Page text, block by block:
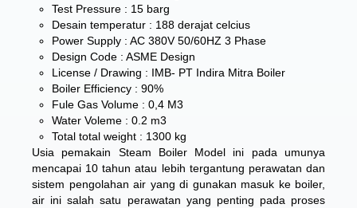
Test Pressure : 15 barg
Desain temperatur : 188 derajat celcius
Power Supply : AC 380V 50/60HZ 3 Phase
Design Code : ASME Design
License / Drawing : IMB- PT Indira Mitra Boiler
Boiler Efficiency : 90%
Fule Gas Volume : 0,4 M3
Water Voleme : 0.2 m3
Total total weight : 1300 kg
Usia pemakain Steam Boiler Model ini pada umunya
mencapai 10 tahun atau lebih tergantung perawatan dan
sistem pengolahan air yang di gunakan masuk ke boiler,
air ini salah satu perawatan yang penting pada proses